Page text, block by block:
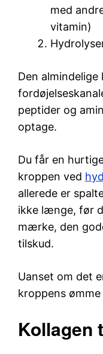
med
vitamin)
Den almindelige
peptider og
optage.
Du får en
kroppen ved
allerede er
ikke længe, før
mærke, den
tilskud.
Uanset om det
kroppens
Kollagen